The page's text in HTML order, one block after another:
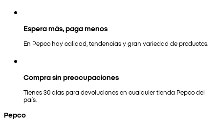
Espera más, paga menos
En Pepco hay calidad, tendencias y gran variedad de productos.
Compra sin preocupaciones
Tienes 30 días para devoluciones en cualquier tienda Pepco del
país.
Pepco